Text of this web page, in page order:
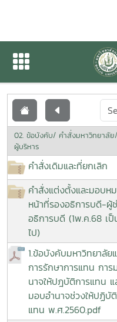
เอกสารเผยแ
02. ข้อบังคับ/ คำสั่งมหาวิทยาลัย
ผู้บริหาร
คำสั่งเดิมและที่ยกเลิก
คำสั่งแต่งตั้งและมอบห
หน้าที่รองอธิการบดี-ผู้
อธิการบดี (1พ.ค.68 เ
ไป)
1.ข้อบังคับมหาวิทยาลัย
การรักษาการแทน การ
นาจให้ปฎบัติการแทน แ
มอบอำนาจช่วงให้ปฏิบั
แทน พ.ศ.2560.pdf